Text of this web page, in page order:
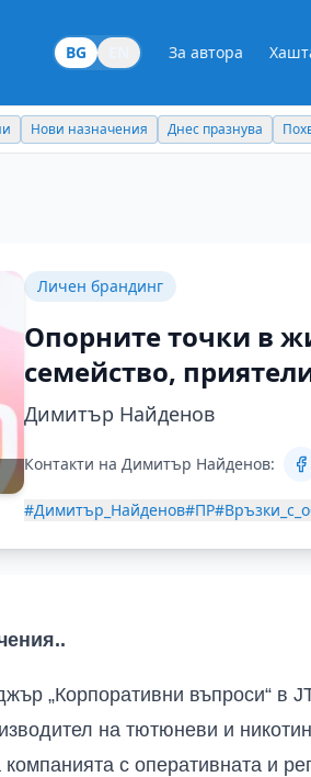
BG За автора
Нови назначения Днес празнува
Личен брандинг
Опорните точки в
семейство,
Димитър Найденов
Контакти на Димитър Найденов:
#Димитър_Найденов#ПР
..
„Корпоративни въпроси“ в
на тютюневи и
с оперативната и